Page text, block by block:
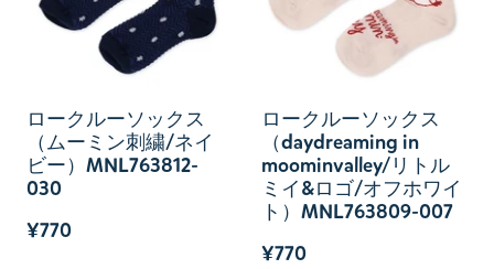
ロークルーソックス
（ムーミン刺繍/ネイ
ビー）MNL763812-
030
¥770
ロークルーソックス
（daydreaming in
moominvalley/リトル
ミイ&ロゴ/オフホワイ
ト）MNL763809-007
¥770